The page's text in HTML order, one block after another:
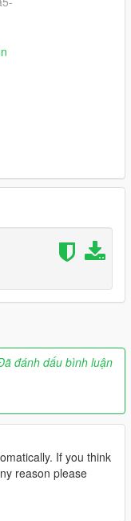
đánh dấu bình luận
If you think
reason please